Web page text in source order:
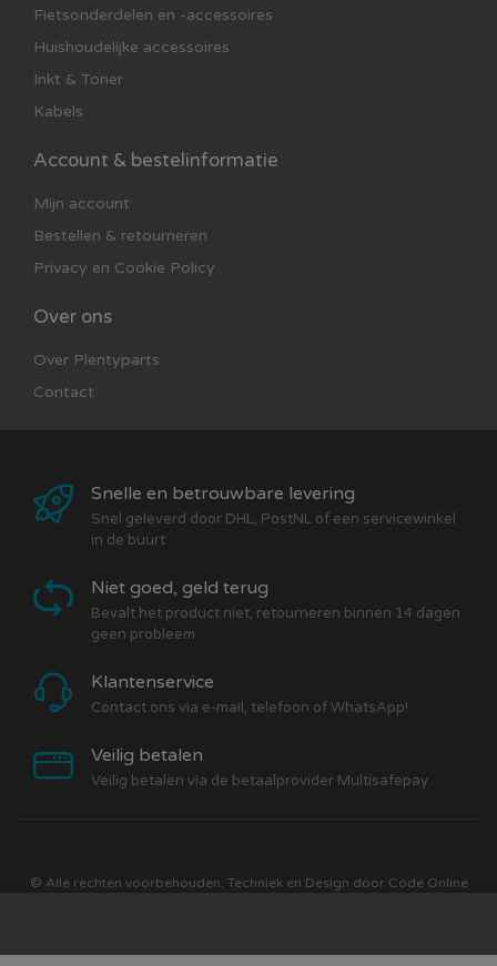
Fietsonderdelen en -accessoires
Huishoudelijke accessoires
Inkt & Toner
Kabels
Account & bestelinformatie
Mijn account
Bestellen & retourneren
Privacy en Cookie Policy
Over ons
Over Plentyparts
Contact
Snelle en betrouwbare levering
Snel geleverd door DHL, PostNL of een servicewinkel
in de buurt
Niet goed, geld terug
Bevalt het product niet, retourneren binnen 14 dagen
geen probleem
Klantenservice
Contact ons via e-mail, telefoon of WhatsApp!
Veilig betalen
Veilig betalen via de betaalprovider Multisafepay
© Alle rechten voorbehouden. Techniek en Design door Code Online